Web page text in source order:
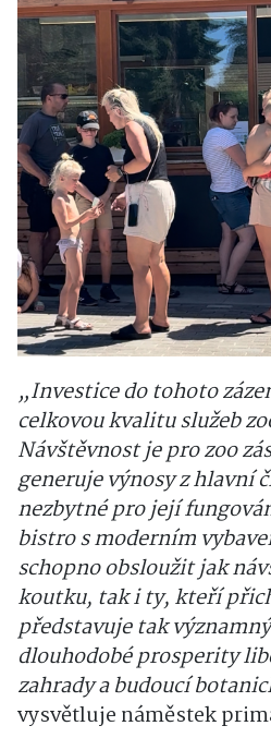
„Investice do tohoto
celkovou kvalitu služeb
Návštěvnost je pro zoo
generuje výnosy z hlavní
nezbytné pro její
bistro s moderním
schopno obsloužit jak
koutku, tak i ty, kteří
představuje tak
dlouhodobé prosperity
zahrady a budoucí
vysvětluje náměstek